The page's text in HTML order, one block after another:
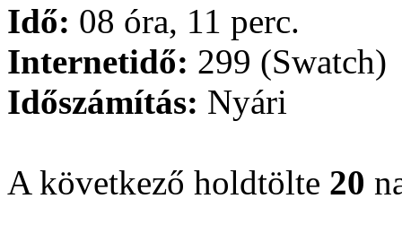
Idő: 08 óra, 11 perc.
Internetidő: 299 (Swatch)
Időszámítás: Nyári
A következő holdtölte 20